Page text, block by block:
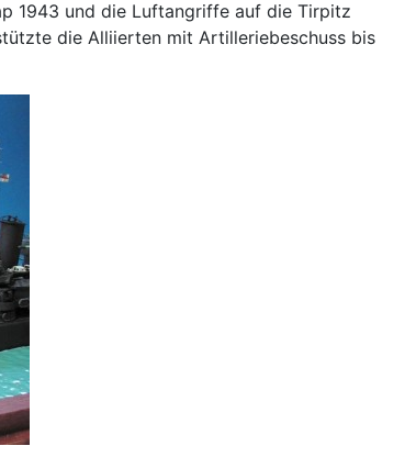
1943 und die Luftangriffe auf die Tirpitz
die Alliierten mit Artilleriebeschuss bis